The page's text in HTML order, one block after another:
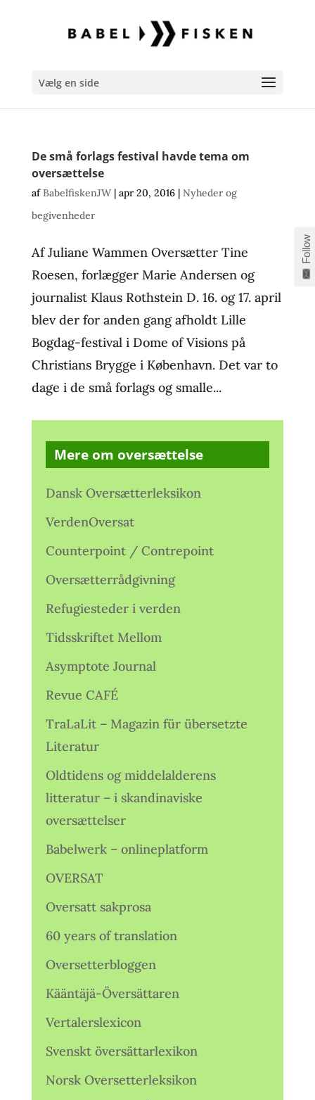
Vælg en side
De små forlags festival havde tema om
oversættelse
afBabelfiskenJW| apr 20, 2016| Nyheder og
begivenheder
Af Juliane Wammen Oversætter Tine
Roesen, forlægger Marie Andersen og
journalist Klaus Rothstein D. 16. og 17. april
blev der for anden gang afholdt Lille
Bogdag-festival i Dome of Visions på
Christians Brygge i København. Det var to
dage i de små forlags og smalle...
Mere om oversættelse
Dansk Oversætterleksikon
VerdenOversat
Counterpoint / Contrepoint
Oversætterrådgivning
Refugiesteder i verden
Tidsskriftet Mellom
Asymptote Journal
Revue CAFÉ
TraLaLit – Magazin für übersetzte
Literatur
Oldtidens og middelalderens
litteratur – i skandinaviske
oversættelser
Babelwerk – onlineplatform
OVERSAT
Oversatt sakprosa
60 years of translation
Oversetterbloggen
Kääntäjä-Översättaren
Vertalerslexicon
Svenskt översättarlexikon
Norsk Oversetterleksikon
Follow